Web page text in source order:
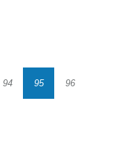
Sayfa
94 Sayfa
95 Sayfa
96